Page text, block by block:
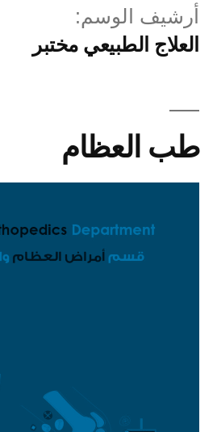
أرشيف الوسم:
العلاج الطبيعي مختبر
طب العظام